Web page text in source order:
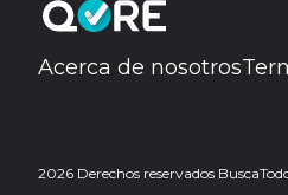
Acerca de nosotros
2026 Derechos reservados